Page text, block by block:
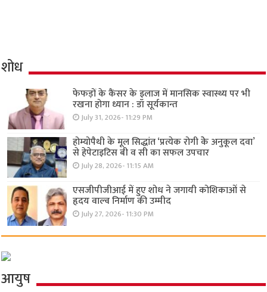
शोध
फेफड़ों के कैंसर के इलाज में मानसिक स्वास्थ्य पर भी
रखना होगा ध्यान : डॉ सूर्यकान्त
July 31, 2026- 11:29 PM
होम्योपैथी के मूल सिद्धांत ‘प्रत्येक रोगी केे अनुकूल दवा’
से हेपेटाइटिस बी व सी का सफल उपचार
July 28, 2026- 11:15 AM
एसजीपीजीआई में हुए शोध ने जगायी कोशिकाओं से
हृदय वाल्व निर्माण की उम्मीद
July 27, 2026- 11:30 PM
आयुष